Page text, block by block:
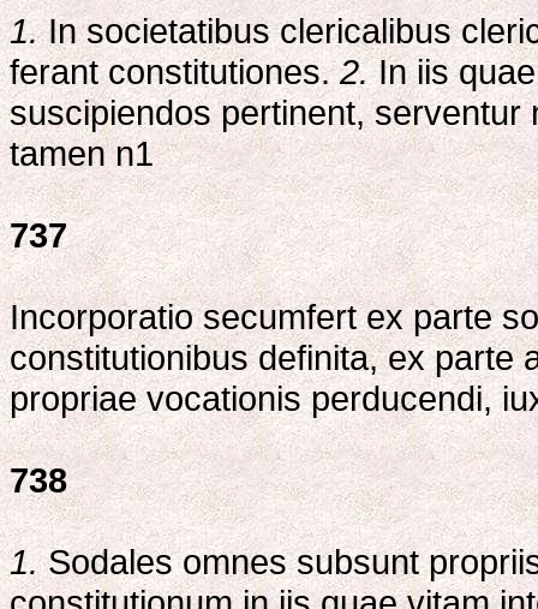
1.In societatibus clericalibus
ferant constitutiones.2.In iis
suscipiendos pertinent,
tamen n1
737
Incorporatio secumfert ex parte
constitutionibus definita, ex parte
propriae vocationis perducendi,
738
1.Sodales omnes subsunt